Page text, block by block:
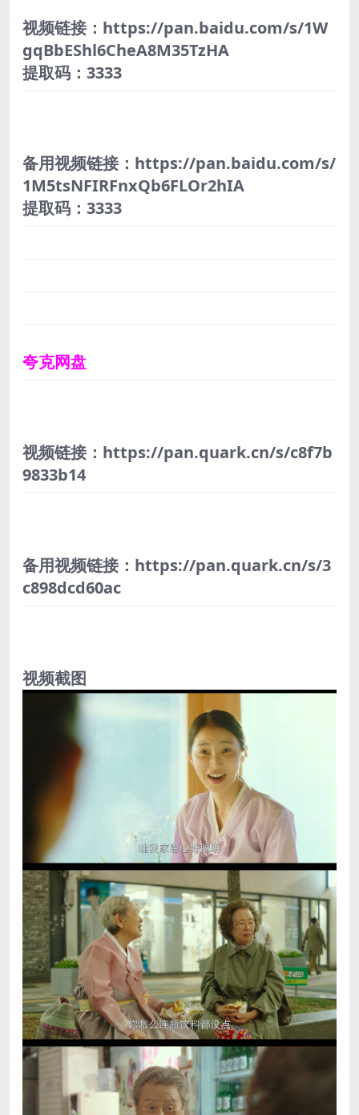
视频链接：https://pan.baidu.com/s/1W
gqBbEShl6CheA8M35TzHA
提取码：3333
备用视频链接：https://pan.baidu.com/s/
1M5tsNFIRFnxQb6FLOr2hIA
提取码：3333
夸克网盘
视频链接：https://pan.quark.cn/s/c8f7b
9833b14
备用视频链接：https://pan.quark.cn/s/3
c898dcd60ac
视频截图